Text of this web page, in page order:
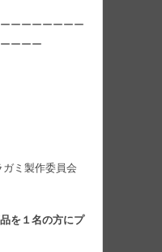
ーーーーーーー
ーーー
ミ製作委員会
を１名の方にプ